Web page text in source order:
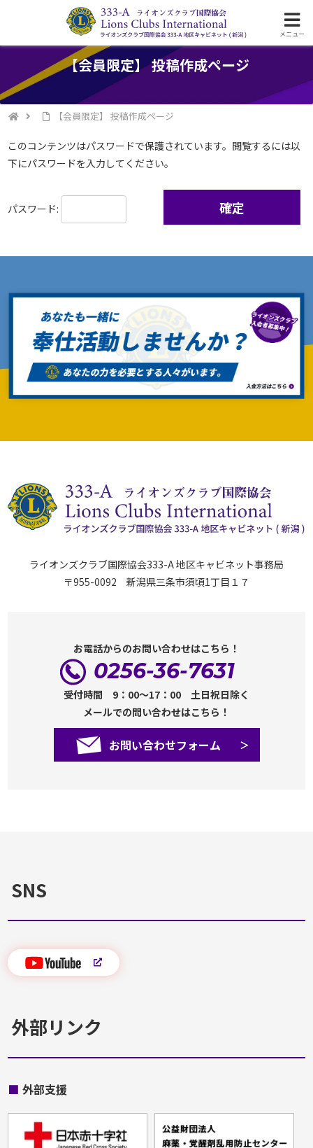
ライオンズクラブ国際協会333-A地区の活動
【会員限定】 投稿作成ページ
【会員限定】 投稿作成ページ
このコンテンツはパスワードで保護されています。閲覧するには以
下にパスワードを入力してください。
パスワード:
ライオンズクラブ国際協会333-A 地区キャビネット事務局
〒955-0092 新潟県三条市須頃1丁目１７
お電話からのお問い合わせはこちら！
0256-36-7631
受付時間 9：00～17：00 土日祝日除く
メールでの問い合わせはこちら！
お問い合わせフォーム
SNS
外部リンク
■ 外部支援
メニュー